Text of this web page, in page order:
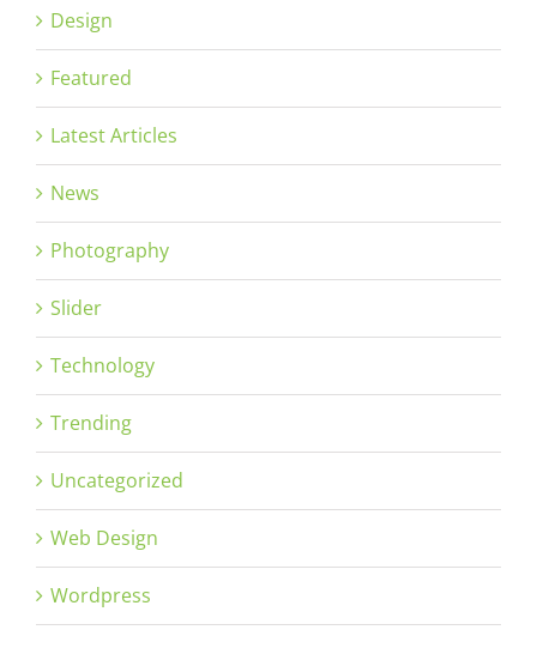
Design
Featured
Latest Articles
News
Photography
Slider
Technology
Trending
Uncategorized
Web Design
Wordpress